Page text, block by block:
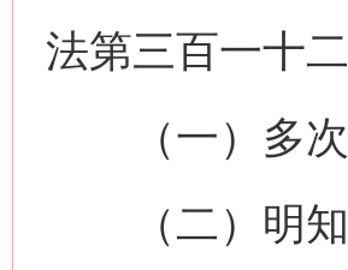
法第三百一十
（一）多次
（二）明知